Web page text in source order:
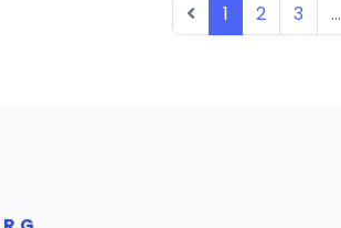
1 2 3 ...